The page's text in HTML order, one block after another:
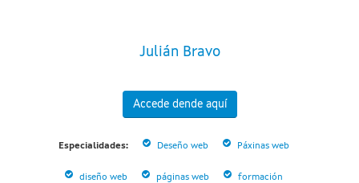
Julián Bravo
Accede dende aquí
Especialidades: Deseño web Páxinas web
diseño web páginas web formación